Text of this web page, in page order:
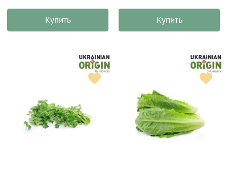
Купить Купить